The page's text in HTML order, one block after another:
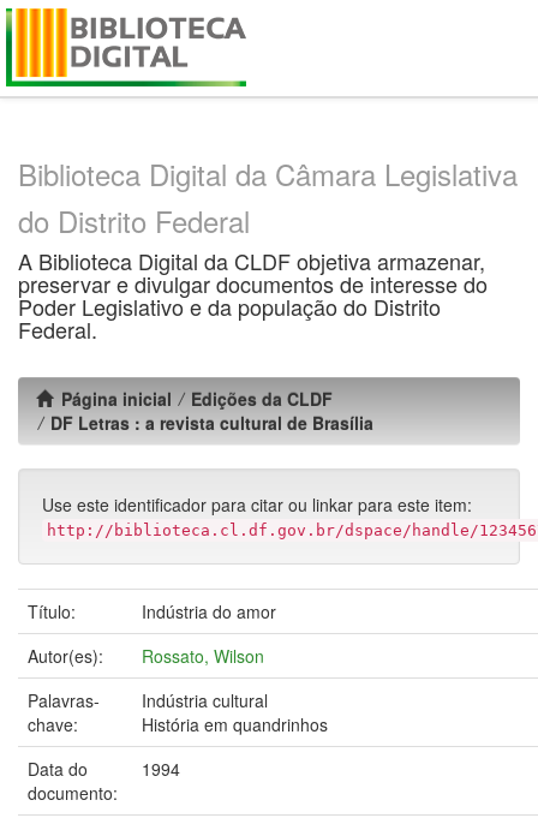
Skip
Biblioteca Digital da Câmara Legislativa
do Distrito Federal
A Biblioteca Digital da CLDF objetiva armazenar,
preservar e divulgar documentos de interesse do
Poder Legislativo e da população do Distrito
Federal.
Página inicial
Edições da CLDF
DF Letras : a revista cultural de Brasília
Use este identificador para citar ou linkar para este item:
http://biblioteca.cl.df.gov.br/dspace/handle/
Título:
Indústria do amor
Autor(es):
Rossato, Wilson
Palavras-
chave:
Indústria cultural
História em quandrinhos
Data do
documento:
1994